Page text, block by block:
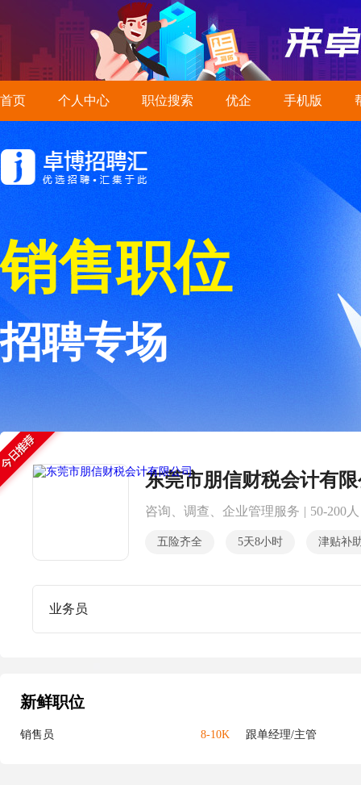
首页 个人中心 职位搜索 优企 手机版
销售职位
招聘专场
东莞市朋信财税会计有
咨询、调查、企业管理服务 | 50-200人
五险齐全 5天8小时 津贴补
业务员
新鲜职位
销售员 8-10K 跟单经理/主管